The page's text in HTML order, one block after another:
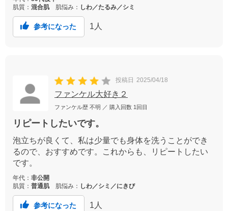
肌質： 混合肌 肌悩み： しわ／たるみ／シミ
参考になった 1人
投稿日 2025/04/18
ファンケル大好き２
ファンケル歴 不明 ／ 購入回数 1回目
リピートしたいです。
泡立ちが良くて、私は少量でも身体を洗うことができ
るので、おすすめです。これからも、リピートしたい
です。
年代： 非公開
肌質： 普通肌 肌悩み： しわ／シミ／にきび
参考になった 1 人